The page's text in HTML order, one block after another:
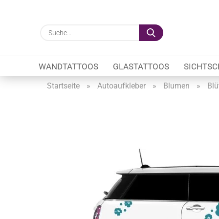
Suche...
WANDTATTOOS GLASTATTOOS
Öffnungszeiten
Sichtschutzfolien
Glasbeschriftung
Glasmotive
Durchlaufschutz
Startseite » Autoaufkleber » Blumen »